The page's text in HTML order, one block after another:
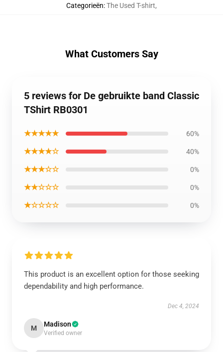
Categorieën:The Used T-shirt,
What Customers Say
5 reviews for De gebruikte band Classic
TShirt RB0301
★★★★★ 60%
★★★★☆ 40%
★★★☆☆ 0%
★★☆☆☆ 0%
★☆☆☆☆ 0%
This product is an excellent option for those seeking
dependability and high performance.
Dec 4, 2024
M Madison
Verified owner